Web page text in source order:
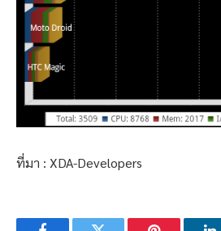
ที่มา : XDA-Developers